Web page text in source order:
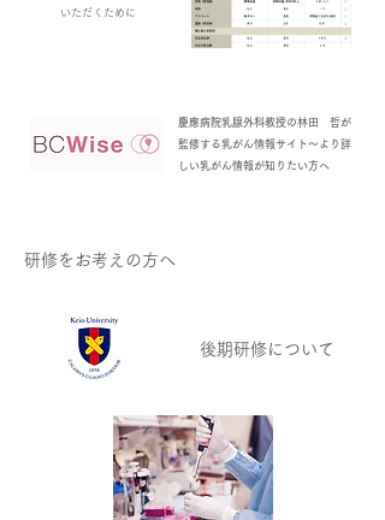
いただくために
慶應病院乳腺外科教授の林田 哲が
監修する乳がん情報サイト 〜より詳
しい乳がん情報が知りたい方へ
研修をお考えの方へ
後期研修について